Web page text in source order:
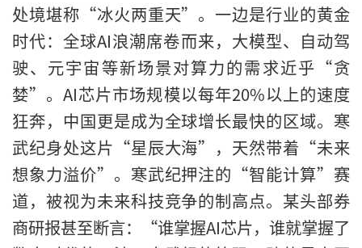
处境堪称“冰火两重天”。一边是行业的黄金
时代：全球AI浪潮席卷而来，大模型、自动驾
驶、元宇宙等新场景对算力的需求近乎“贪
婪”。AI芯片市场规模以每年20%以上的速度
狂奔，中国更是成为全球增长最快的区域。寒
武纪身处这片“星辰大海”，天然带着“未来
想象力溢价”。寒武纪押注的“智能计算”赛
道，被视为未来科技竞争的制高点。某头部券
商研报甚至断言：“谁掌握AI芯片，谁就掌握了